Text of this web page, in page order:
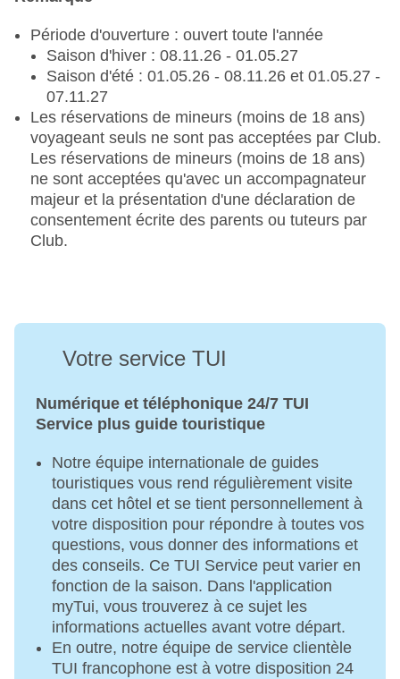
Période d'ouverture : ouvert toute l'année
Saison d'hiver : 08.11.26 - 01.05.27
Saison d'été : 01.05.26 - 08.11.26 et 01.05.27 -
07.11.27
Les réservations de mineurs (moins de 18 ans)
voyageant seuls ne sont pas acceptées par Club.
Les réservations de mineurs (moins de 18 ans)
ne sont acceptées qu'avec un accompagnateur
majeur et la présentation d'une déclaration de
consentement écrite des parents ou tuteurs par
Club.
Votre service TUI
Numérique et téléphonique 24/7 TUI
Service plus guide touristique
Notre équipe internationale de guides
touristiques vous rend régulièrement visite
dans cet hôtel et se tient personnellement à
votre disposition pour répondre à toutes vos
questions, vous donner des informations et
des conseils. Ce TUI Service peut varier en
fonction de la saison. Dans l'application
myTui, vous trouverez à ce sujet les
informations actuelles avant votre départ.
En outre, notre équipe de service clientèle
TUI francophone est à votre disposition 24